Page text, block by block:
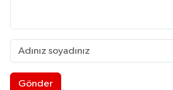
Gönder